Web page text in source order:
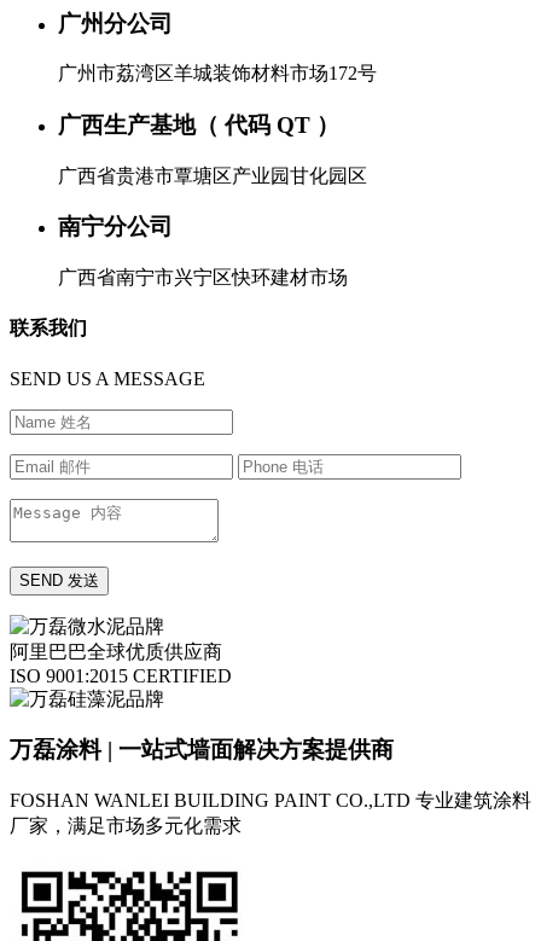
广州分公司
广州市荔湾区羊城装饰材料市场172号
广西生产基地（ 代码 QT ）
广西省贵港市覃塘区产业园甘化园区
南宁分公司
广西省南宁市兴宁区快环建材市场
联系我们
SEND US A MESSAGE
阿里巴巴全球优质供应商
ISO 9001:2015 CERTIFIED
万磊涂料 | 一站式墙面解决方案提供商
FOSHAN WANLEI BUILDING PAINT CO.,LTD 专业建筑涂料
厂家，满足市场多元化需求